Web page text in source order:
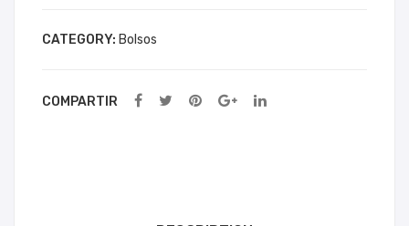
CATEGORY: Bolsos
COMPARTIR